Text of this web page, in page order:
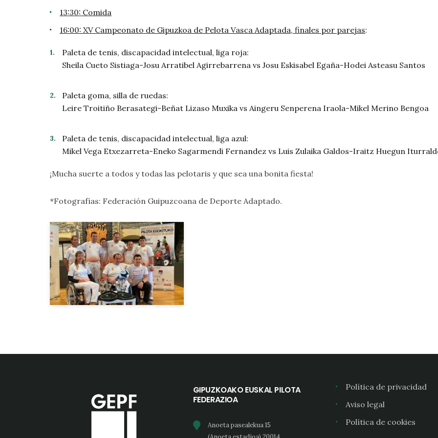
13:30: Comida
16:00: XV Campeonato de Gipuzkoa de Pelota Vasca Adaptada, finales por parejas:
Paleta de tenis, discapacidad intelectual, liga roja:
Sheila Cueto Sistiaga-Josu Arratibel Agirrebarrena vs Josu Eskisabel Egaña-Hodei Asteasu Santos
Paleta goma, silla de ruedas:
Leire Troitiño Berasategi-Beñat Lizaso Muxika vs Aingeru Senperena Iraola-Mikel Merino Bengoa
Paleta de tenis, discapacidad intelectual, liga azul:
Mikel Vega Etxezarreta-Eneko Sagarmendi Fernandez vs Luis Zulaika Galdos-Iraitz Huegun
¡Mucha suerte a todos y todas las pelotaris y que sea una bonita fiesta!
*Fotografías: Federación Guipuzcoana de Deporte Adaptado.
GIPUZKOAKO EUSKAL PILOTA
FEDERAZIOA
Anoeta pasealekua 15
Política de privacidad
Aviso legal
Política de cookies